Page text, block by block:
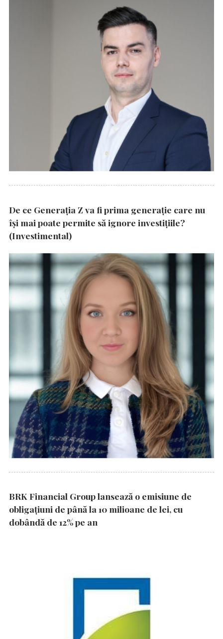
De ce Generația Z va fi prima generație care nu
își mai poate permite să ignore investițiile?
(Investimental)
BRK Financial Group lansează o emisiune de
obligațiuni de până la 10 milioane de lei, cu
dobândă de 12% pe an